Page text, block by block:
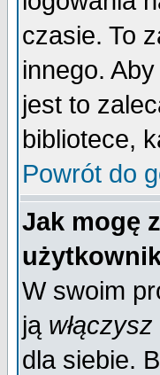
czasie. To
innego.
jest to
bibliotece,
Powrót do
Jak mogę
W swoim
ją włączysz
dla siebie.